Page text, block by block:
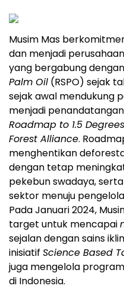
Musim Mas
dan menjadi
yang bergabung dengan
Palm Oil (RSPO) sejak
sejak awal mendukung
menjadi penandatangan
Roadmap to 1.5 Degrees
Forest Alliance.
menghentikan
dengan tetap
pekebun swadaya,
sektor menuju
Pada Januari 2024,
target untuk mencapai
sejalan dengan sains
inisiatif Science Based
juga mengelola
di Indonesia.